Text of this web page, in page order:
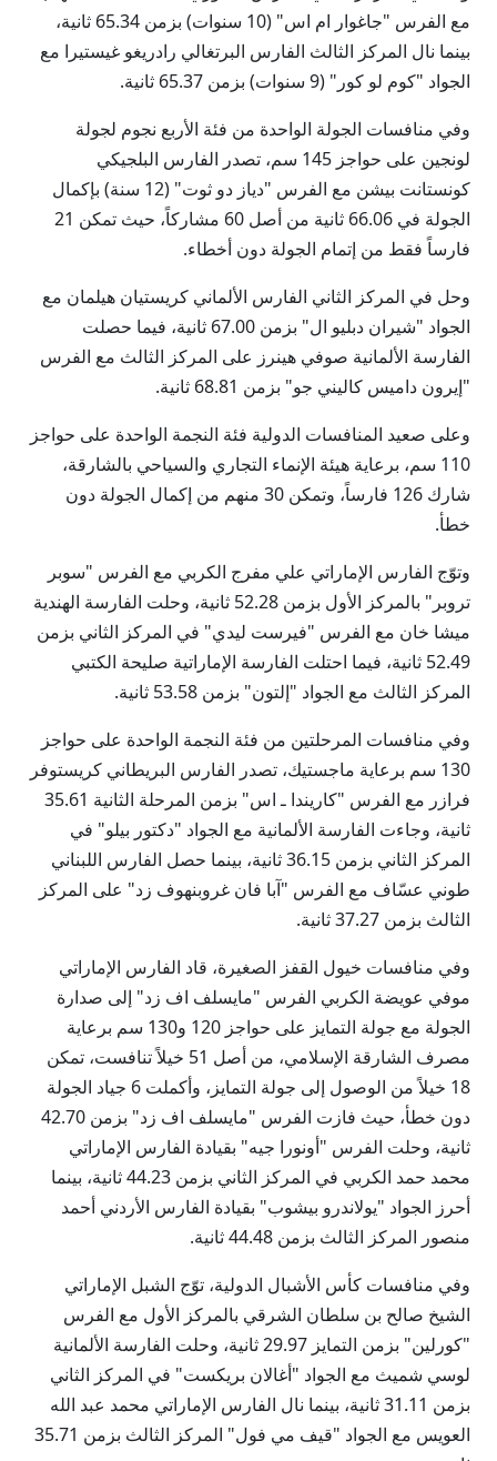
مع الفرس "جاغوار ام اس" (10 سنوات) بزمن 65.34 ثانية،
بينما نال المركز الثالث الفارس البرتغالي رادريغو غيستيرا مع
الجواد "كوم لو كور" (9 سنوات) بزمن 65.37 ثانية.
وفي منافسات الجولة الواحدة من فئة الأربع نجوم لجولة
لونجين على حواجز 145 سم، تصدر الفارس البلجيكي
كونستانت بيشن مع الفرس "دياز دو ثوت" (12 سنة) بإكمال
الجولة في 66.06 ثانية من أصل 60 مشاركاً، حيث تمكن 21
فارساً فقط من إتمام الجولة دون أخطاء.
وحل في المركز الثاني الفارس الألماني كريستيان هيلمان مع
الجواد "شيران دبليو ال" بزمن 67.00 ثانية، فيما حصلت
الفارسة الألمانية صوفي هينرز على المركز الثالث مع الفرس
"إيرون داميس كاليني جو" بزمن 68.81 ثانية.
وعلى صعيد المنافسات الدولية فئة النجمة الواحدة على حواجز
110 سم، برعاية هيئة الإنماء التجاري والسياحي بالشارقة،
شارك 126 فارساً، وتمكن 30 منهم من إكمال الجولة دون
خطأ.
وتوّج الفارس الإماراتي علي مفرج الكربي مع الفرس "سوبر
تروبر" بالمركز الأول بزمن 52.28 ثانية، وحلت الفارسة الهندية
ميشا خان مع الفرس "فيرست ليدي" في المركز الثاني بزمن
52.49 ثانية، فيما احتلت الفارسة الإماراتية صليحة الكتبي
المركز الثالث مع الجواد "إلتون" بزمن 53.58 ثانية.
وفي منافسات المرحلتين من فئة النجمة الواحدة على حواجز
130 سم برعاية ماجستيك، تصدر الفارس البريطاني كريستوفر
فرازر مع الفرس "كاريندا ـ اس" بزمن المرحلة الثانية 35.61
ثانية، وجاءت الفارسة الألمانية مع الجواد "دكتور بيلو" في
المركز الثاني بزمن 36.15 ثانية، بينما حصل الفارس اللبناني
طوني عسّاف مع الفرس "آبا فان غروبنهوف زد" على المركز
الثالث بزمن 37.27 ثانية.
وفي منافسات خيول القفز الصغيرة، قاد الفارس الإماراتي
موفي عويضة الكربي الفرس "مايسلف اف زد" إلى صدارة
الجولة مع جولة التمايز على حواجز 120 و130 سم برعاية
مصرف الشارقة الإسلامي، من أصل 51 خيلاً تنافست، تمكن
18 خيلاً من الوصول إلى جولة التمايز، وأكملت 6 جياد الجولة
دون خطأ، حيث فازت الفرس "مايسلف اف زد" بزمن 42.70
ثانية، وحلت الفرس "أونورا جيه" بقيادة الفارس الإماراتي
محمد حمد الكربي في المركز الثاني بزمن 44.23 ثانية، بينما
أحرز الجواد "يولاندرو بيشوب" بقيادة الفارس الأردني أحمد
منصور المركز الثالث بزمن 44.48 ثانية.
وفي منافسات كأس الأشبال الدولية، توّج الشبل الإماراتي
الشيخ صالح بن سلطان الشرقي بالمركز الأول مع الفرس
"كورلين" بزمن التمايز 29.97 ثانية، وحلت الفارسة الألمانية
لوسي شميث مع الجواد "أغالان بريكست" في المركز الثاني
بزمن 31.11 ثانية، بينما نال الفارس الإماراتي محمد عبد الله
العويس مع الجواد "قيف مي فول" المركز الثالث بزمن 35.71